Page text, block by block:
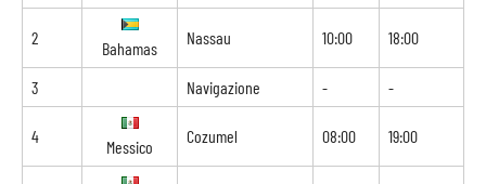
2
Bahamas
Nassau 10:00 18:00
3 Navigazione - -
4
Messico
Cozumel 08:00 19:00